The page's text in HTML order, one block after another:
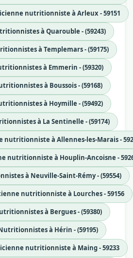
nutritionniste à Arleux - 59151
à Quarouble - (59243)
à Templemars - (59175)
à Emmerin - (59320)
à Boussois - (59168)
à Hoymille - (59492)
à La Sentinelle - (59174)
à Allennes-les-Marais -
nutritionniste à Houplin-Ancoisne -
à Neuville-Saint-Rémy - (59554)
nutritionniste à Lourches - 59156
à Bergues - (59380)
à Hérin - (59195)
nutritionniste à Maing - 59233